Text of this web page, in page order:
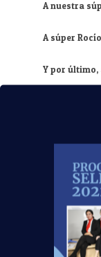
A nuestra
A súper
Y por
¡Os vamos
Muchísimas
palabras. A
muy pronto
que
sector